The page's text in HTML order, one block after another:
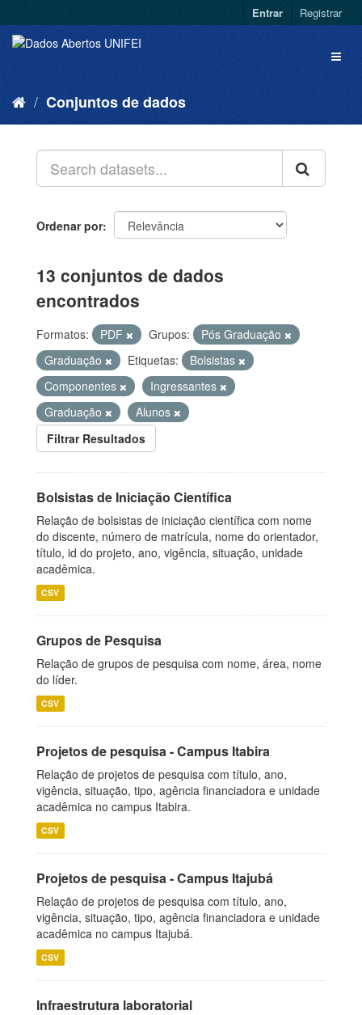
Entrar Registrar
Conjuntos de dados
Ordenar por
13 conjuntos de dados
encontrados
Formatos: PDF Grupos:
Pós Graduação
Graduação
Etiquetas:
Bolsistas
Componentes
Ingressantes
Graduação
Alunos
Filtrar Resultados
Bolsistas de Iniciação Científica
Relação de bolsistas de iniciação científica com nome
do discente, número de matrícula, nome do orientador,
título, id do projeto, ano, vigência, situação, unidade
acadêmica.
CSV
Grupos de Pesquisa
Relação de grupos de pesquisa com nome, área, nome
do líder.
CSV
Projetos de pesquisa - Campus Itabira
Relação de projetos de pesquisa com título, ano,
vigência, situação, tipo, agência financiadora e unidade
acadêmica no campus Itabira.
CSV
Projetos de pesquisa - Campus Itajubá
Relação de projetos de pesquisa com título, ano,
vigência, situação, tipo, agência financiadora e unidade
acadêmica no campus Itajubá.
CSV
Infraestrutura laboratorial